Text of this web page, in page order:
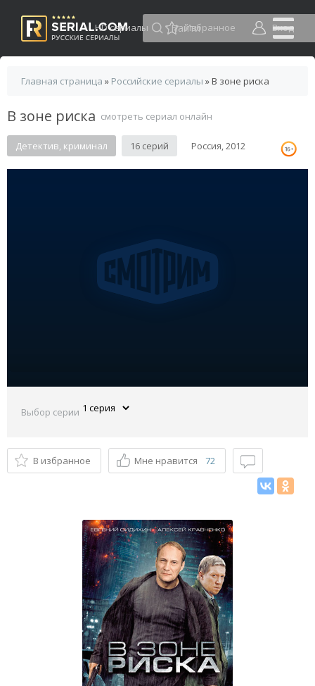
HD сериалы Избранное Вход
Главная страница » Российские сериалы » В зоне риска
В зоне риска смотреть сериал онлайн
Детектив, криминал 16 серий Россия, 2012
Выбор серии
В избранное Мне нравится 72